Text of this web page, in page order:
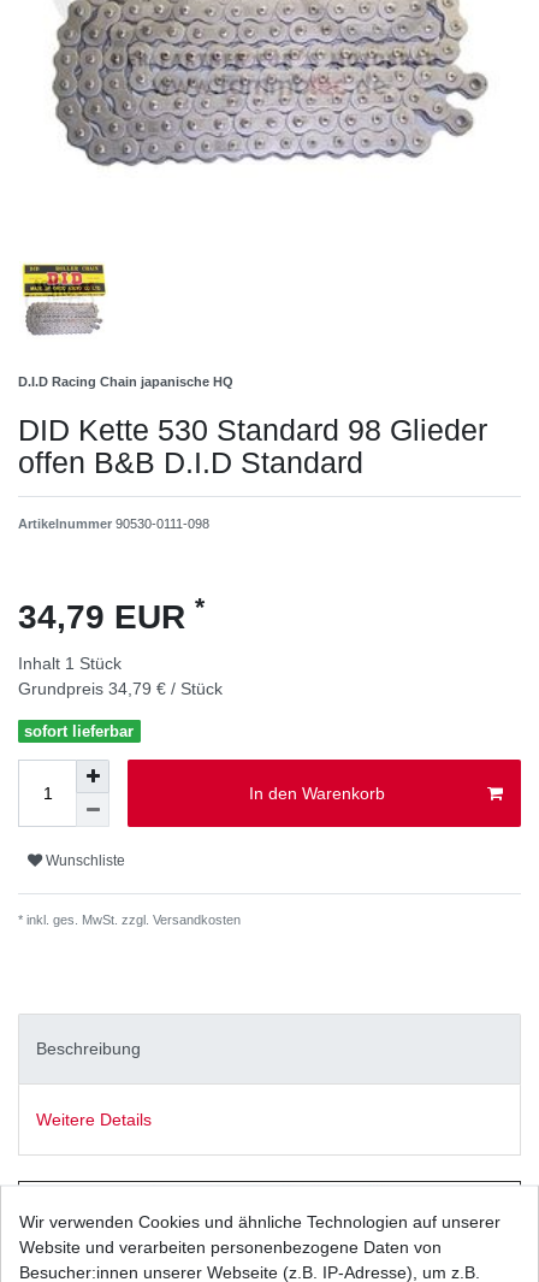
D.I.D Racing Chain japanische HQ
DID Kette 530 Standard 98 Glieder
offen B&B D.I.D Standard
Artikelnummer 90530-0111-098
34,79 EUR *
Inhalt 1 Stück
Grundpreis 34,79 € / Stück
sofort lieferbar
In den Warenkorb
Wunschliste
* inkl. ges. MwSt. zzgl. Versandkosten
Beschreibung
Weitere Details
Neue Kette
Wir verwenden Cookies und ähnliche Technologien auf unserer
Website und verarbeiten personenbezogene Daten von
Besucher:innen unserer Webseite (z.B. IP-Adresse), um z.B.